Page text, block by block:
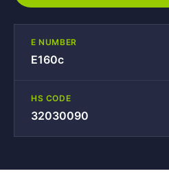
E NUMBER
E160c
HS CODE
32030090